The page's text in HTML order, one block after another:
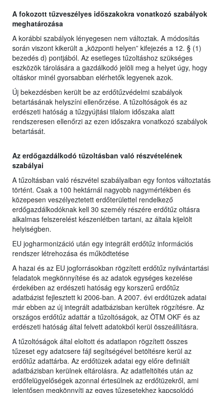
A fokozott tűzveszélyes időszakokra vonatkozó szabályok
meghatározása
A korábbi szabályok lényegesen nem változtak. A módosítás
során viszont kikerült a „központi helyen” kifejezés a 12. § (1)
bezedés d) pontjából. Az esetleges tűzoltáshoz szükséges
eszközök tárolására a gazdálkodó jelöli meg a helyet úgy, hogy
oltáskor minél gyorsabban elérhetők legyenek azok.
Új bekezdésben került be az erdőtűzvédelmi szabályok
betartásának helyszíni ellenőrzése. A tűzoltóságok és az
erdészeti hatóság a tűzgyújtási tilalom időszaka alatt
rendszeresen ellenőrzi az ezen időszakra vonatkozó szabályok
betartását.
Az erdőgazdálkodó tűzoltásban való részvételének
szabályai
A tűzoltásban való részvétel szabályaiban egy fontos változtatás
történt. Csak a 100 hektárnál nagyobb nagymértékben és
közepesen veszélyeztetett erdőterülettel rendelkező
erdőgazdálkodóknak kell 30 személy részére erdőtűz oltásra
alkalmas felszerelést készenlétben tartani, az általa kijelölt
helyiségben.
EU jogharmonizáció után egy integrált erdőtűz információs
rendszer létrehozása és működtetése
A hazai és az EU jogforrásokban rögzített erdőtűz nyilvántartási
feladatok megkönnyítése és az adatok egységes kezelése
érdekében az erdészeti hatóság egy korszerű erdőtűz
adatbázist fejlesztett ki 2006-ban. A 2007. évi erdőtüzek adatai
már ebben az új integrált adatbázisban kerültek rögzítésre. Az
országos erdőtűz adattár a tűzoltóságok, az ÖTM OKF és az
erdészeti hatóság által felvett adatokból kerül összeállításra.
A tűzoltóságok által eloltott és adatlapon rögzített összes
tűzeset egy adatcsere fájl segítségével betöltésre kerül az
erdőtűz adattárba. Az erdőtüzek adatai egy előre definiált
adatbázisban kerülnek eltárolásra. Az adatfeltöltés után az
erdőfelügyelőségek azonnal értesülnek az erdőtüzekről, ami
jelentősen megkönnyíti az egyes tűzesetekhez kapcsolódó